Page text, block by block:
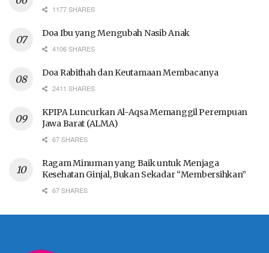
1177 SHARES
Doa Ibu yang Mengubah Nasib Anak
4106 SHARES
Doa Rabithah dan Keutamaan Membacanya
2411 SHARES
KPIPA Luncurkan Al-Aqsa Memanggil Perempuan
Jawa Barat (ALMA)
67 SHARES
Ragam Minuman yang Baik untuk Menjaga
Kesehatan Ginjal, Bukan Sekadar “Membersihkan”
67 SHARES